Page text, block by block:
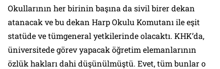
Okullarının her birinin başına da sivil birer dekan
atanacak ve bu dekan Harp Okulu Komutanı ile eşit
statüde ve tümgeneral yetkilerinde olacaktı. KHK’da,
üniversitede görev yapacak öğretim elemanlarının
özlük hakları dahi düşünülmüştü. Evet, tüm bunlar o